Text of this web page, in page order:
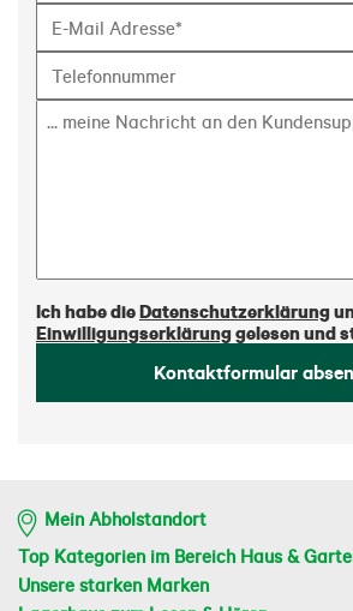
Ich habe dieDatenschutzerklärung
Einwilligungserklärunggelesen und
Kontaktformular
Mein Abholstandort
Top Kategorien im Bereich Haus &
Unsere starken Marken